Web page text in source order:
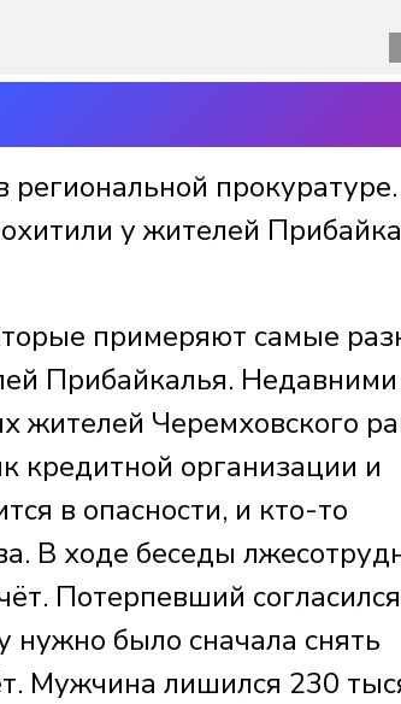
у жителей
примеряют самые
Прибайкалья. Недавними
жителей Черемховского
кредитной организации и
в опасности, и кто-то
В ходе беседы
Потерпевший
нужно было сначала снять
Мужчина лишился 230